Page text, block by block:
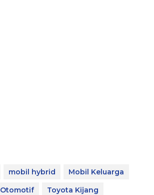
mobil hybrid
Mobil Keluarga
Otomotif Toyota Kijang